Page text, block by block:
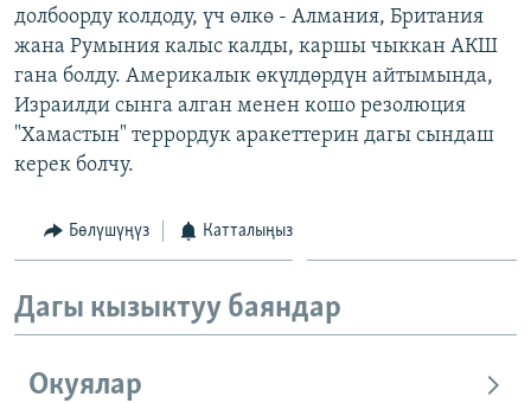
долбоорду колдоду, үч өлкө - Алмания, Британия
жана Румыния калыс калды, каршы чыккан АКШ
гана болду. Америкалык өкүлдөрдүн айтымында,
Израилди сынга алган менен кошо резолюция
"Хамастын" террордук аракеттерин дагы сындаш
керек болчу.
Бөлүшүңүз Катталыңыз
Дагы кызыктуу баяндар
Окуялар